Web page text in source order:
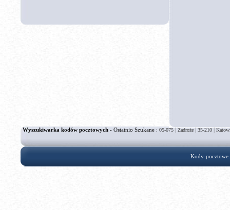
Wyszukiwarka kodów pocztowych - Ostatnio Szukane : 05-075|Zadroże|35-210|
Kody-